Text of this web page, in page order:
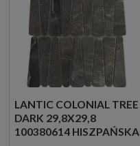
LANTIC COLONIAL TREE
DARK 29,8X29,8
100380614 HISZPAŃSKA